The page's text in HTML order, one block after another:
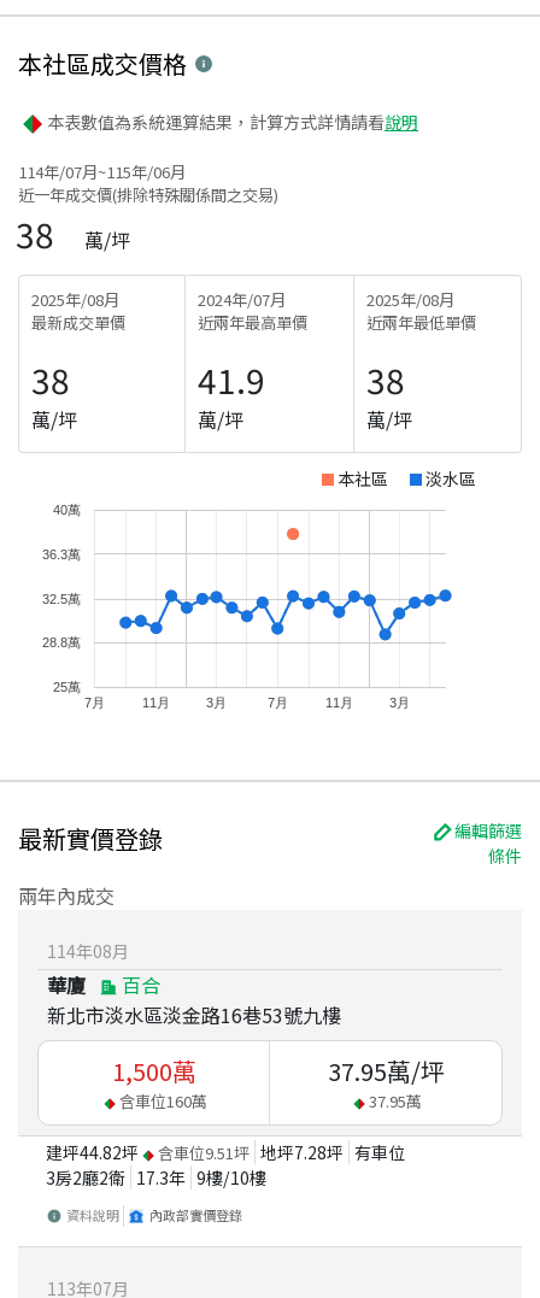
本社區成交價格
本表數值為系統運算結果，計算方式詳情請看說明
114年/07月~115年/06月
近一年成交價(排除特殊關係間之交易)
38 萬/坪
2025年/08月
最新成交單價
38
萬/坪
2024年/07月
近兩年最高單價
41.9
萬/坪
2025年/08月
近兩年最低單價
38
萬/坪
本社區 淡水區
7月 11月 3月 7月 11月 3月
25萬
28.8萬
32.5萬
36.3萬
40萬
最新實價登錄
編輯篩選
條件
兩年內成交
114年08月
華廈
百合
新北市淡水區淡金路16巷53號九樓
1,500萬
含車位160萬
37.95萬/坪
37.95萬
建坪44.82坪 含車位9.51坪 地坪7.28坪 有車位
3房2廳2衛 17.3年 9樓/10樓
資料說明 內政部實價登錄
113年07月